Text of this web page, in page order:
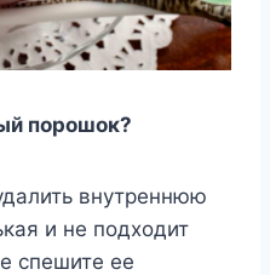
порошок?
внутреннюю
и не подходит
спешите ее